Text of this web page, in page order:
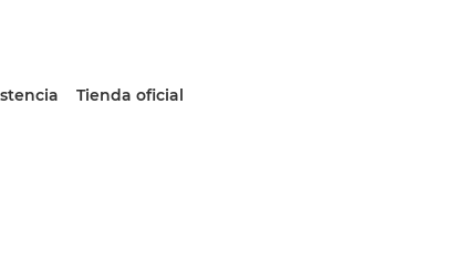
Tienda oficial